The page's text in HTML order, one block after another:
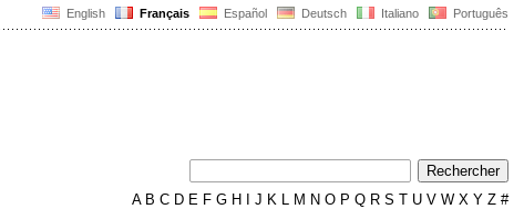
English Français Español Deutsch Italiano Português
AB C D E F G H J K L M N O P Q R S T U V W X Y Z #